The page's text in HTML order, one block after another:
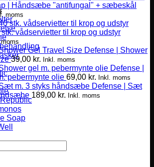
Soap
| Håndsæbe "antifungal" + sæbeskål
moms
vådservietter til krop og udstyr
Defense | Shower
39,00 kr. Inkl. moms
Defense |
pebermynte olie 69,00 kr. Inkl. moms
Defense | Sæt
189,00 kr. Inkl. moms